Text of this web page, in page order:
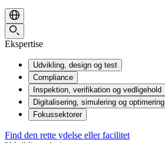
Ekspertise
Udvikling, design og test
Compliance
Inspektion, verifikation og vedligehold
Digitalisering, simulering og optimering
Fokussektorer
Find den rette ydelse eller facilitet